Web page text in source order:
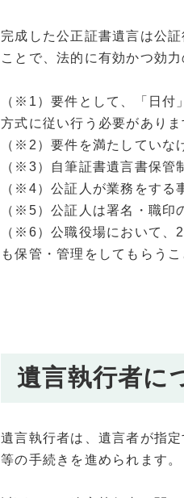
完成した公正証書遺言は公
ことで、法的に有効かつ効
（※1）要件として、「日付
方式に従い行う必要がありま
（※2）要件を満たしていな
（※3）自筆証書遺言書保管
（※4）公証人が業務をする
（※5）公証人は署名・職印
（※6）公職役場において、
も保管・管理をしてもらうこ
遺言執行者に
遺言執行者は、遺言者が指
等の手続きを進められます。